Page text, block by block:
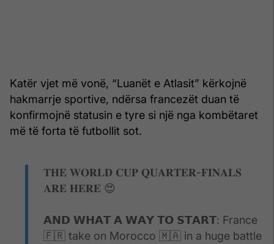
Katër vjet më vonë, “Luanët e Atlasit” kërkojnë
hakmarrje sportive, ndërsa francezët duan të
konfirmojnë statusin e tyre si një nga kombëtaret
më të forta të futbollit sot.
𝐓𝐇𝐄 𝐖𝐎𝐑𝐋𝐃 𝐂𝐔𝐏 𝐐𝐔𝐀𝐑𝐓𝐄𝐑-𝐅𝐈𝐍𝐀𝐋𝐒
𝐀𝐑𝐄 𝐇𝐄𝐑𝐄 😍
𝗔𝗡𝗗 𝗪𝗛𝗔𝗧 𝗔 𝗪𝗔𝗬 𝗧𝗢 𝗦𝗧𝗔𝗥𝗧: France
🇫🇷 take on Morocco 🇲🇦 in a huge battle